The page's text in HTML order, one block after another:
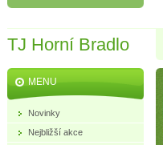
TJ Horní Bradlo
MENU
Novinky
Nejbližší akce